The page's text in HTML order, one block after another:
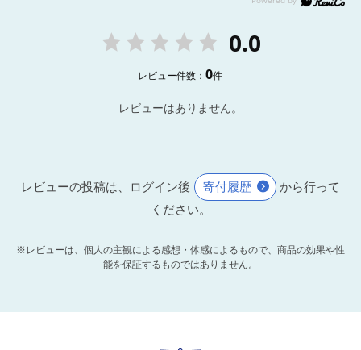
0.0
レビュー件数：0件
レビューはありません。
レビューの投稿は、ログイン後 寄付履歴
から行って
ください。
※レビューは、個人の主観による感想・体感によるもので、商品の効果や性
能を保証するものではありません。